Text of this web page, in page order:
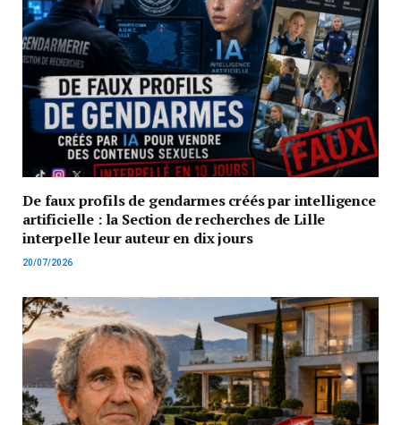
De faux profils de gendarmes créés par intelligence
artificielle : la Section de recherches de Lille
interpelle leur auteur en dix jours
20/07/2026